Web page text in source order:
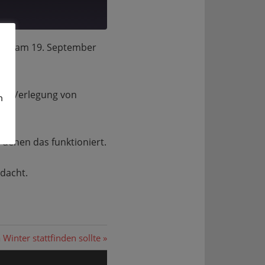
am 19. September
Verlegung von
das funktioniert.
stattfinden sollte